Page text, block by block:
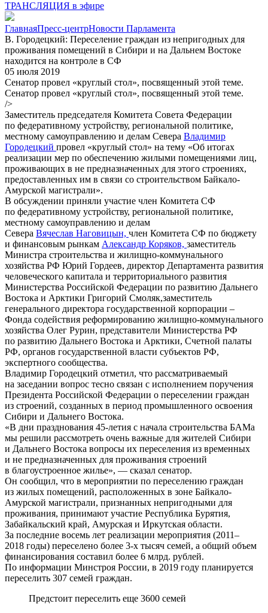
ТРАНСЛЯЦИЯ в эфире
ГлавнаяПресс-центрНовости Парламента
В. Городецкий: Переселение граждан из непригодных для
проживания помещений в Сибири и на Дальнем Востоке
находится на контроле в СФ
05 июля 2019
Сенатор провел «круглый стол», посвященный этой теме.
Сенатор провел «круглый стол», посвященный этой теме.
/>
Заместитель председателя Комитета Совета Федерации
по федеративному устройству, региональной политике,
местному самоуправлению и делам Севера Владимир
Городецкий провел «круглый стол» на тему «Об итогах
реализации мер по обеспечению жилыми помещениями лиц,
проживающих в не предназначенных для этого строениях,
предоставленных им в связи со строительством Байкало-
Амурской магистрали».
В обсуждении приняли участие член Комитета СФ
по федеративному устройству, региональной политике,
местному самоуправлению и делам
Севера Вячеслав Наговицын, член Комитета СФ по бюджету
и финансовым рынкам Александр Коряков, заместитель
Министра строительства и жилищно-коммунального
хозяйства РФ Юрий Гордеев, директор Департамента развития
человеческого капитала и территориального развития
Министерства Российской Федерации по развитию Дальнего
Востока и Арктики Григорий Смоляк,заместитель
генерального директора государственной корпорации –
Фонда содействия реформированию жилищно-коммунального
хозяйства Олег Рурин, представители Министерства РФ
по развитию Дальнего Востока и Арктики, Счетной палаты
РФ, органов государственной власти субъектов РФ,
экспертного сообщества.
Владимир Городецкий отметил, что рассматриваемый
на заседании вопрос тесно связан с исполнением поручения
Президента Российской Федерации о переселении граждан
из строений, созданных в период промышленного освоения
Сибири и Дальнего Востока.
«В дни празднования 45-летия с начала строительства БАМа
мы решили рассмотреть очень важные для жителей Сибири
и Дальнего Востока вопросы их переселения из временных
и не предназначенных для проживания строений
в благоустроенное жилье», — сказал сенатор.
Он сообщил, что в мероприятии по переселению граждан
из жилых помещений, расположенных в зоне Байкало-
Амурской магистрали, признанных непригодными для
проживания, принимают участие Республика Бурятия,
Забайкальский край, Амурская и Иркутская области.
За последние восемь лет реализации мероприятия (2011–
2018 годы) переселено более 3-х тысяч семей, а общий объем
финансирования составил более 6 млрд. рублей.
По информации Минстроя России, в 2019 году планируется
переселить 307 семей граждан.
Предстоит переселить еще 3600 семей